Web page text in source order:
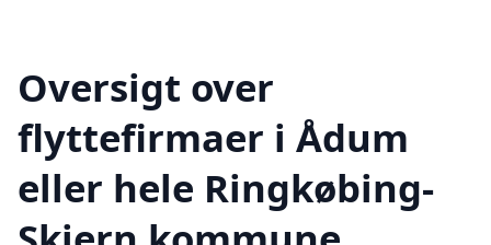
Oversigt over
flyttefirmaer i Ådum
eller hele Ringkøbing-